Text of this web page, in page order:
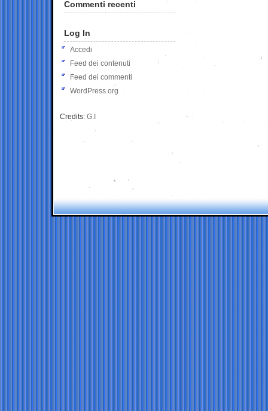
Commenti recenti
Log In
Accedi
Feed dei contenuti
Feed dei commenti
WordPress.org
Credits: G.I